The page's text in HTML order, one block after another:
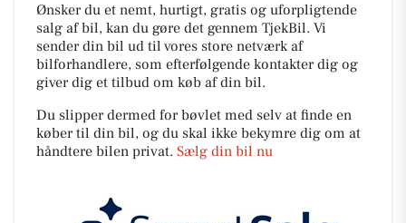
Ønsker du et nemt, hurtigt, gratis og uforpligtende
salg af bil, kan du gøre det gennem TjekBil. Vi
sender din bil ud til vores store netværk af
bilforhandlere, som efterfølgende kontakter dig og
giver dig et tilbud om køb af din bil.
Du slipper dermed for bøvlet med selv at finde en
køber til din bil, og du skal ikke bekymre dig om at
håndtere bilen privat. Sælg din bil nu